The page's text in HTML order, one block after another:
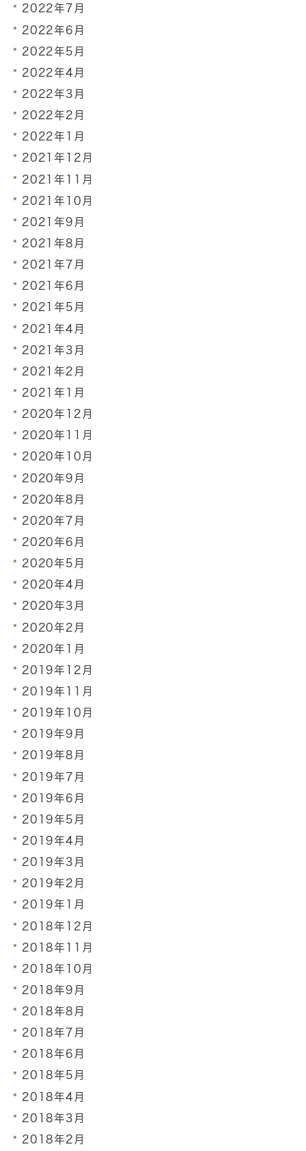
2022年7月
2022年6月
2022年5月
2022年4月
2022年3月
2022年2月
2022年1月
2021年12月
2021年11月
2021年10月
2021年9月
2021年8月
2021年7月
2021年6月
2021年5月
2021年4月
2021年3月
2021年2月
2021年1月
2020年12月
2020年11月
2020年10月
2020年9月
2020年8月
2020年7月
2020年6月
2020年5月
2020年4月
2020年3月
2020年2月
2020年1月
2019年12月
2019年11月
2019年10月
2019年9月
2019年8月
2019年7月
2019年6月
2019年5月
2019年4月
2019年3月
2019年2月
2019年1月
2018年12月
2018年11月
2018年10月
2018年9月
2018年8月
2018年7月
2018年6月
2018年5月
2018年4月
2018年3月
2018年2月